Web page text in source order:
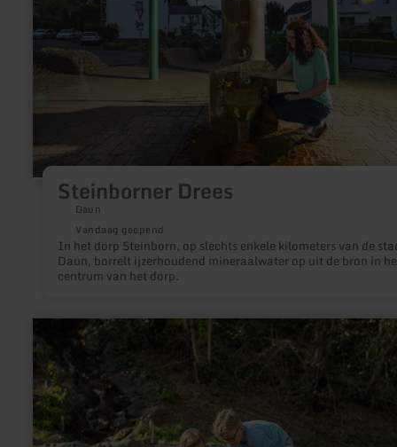
Steinborner Drees
Daun
Vandaag geopend
In het dorp Steinborn, op slechts enkele kilometers van de
Daun, borrelt ijzerhoudend mineraalwater op uit de bron in
centrum van het dorp.
informatie
over:
Wasserspielplatz
Mertloch